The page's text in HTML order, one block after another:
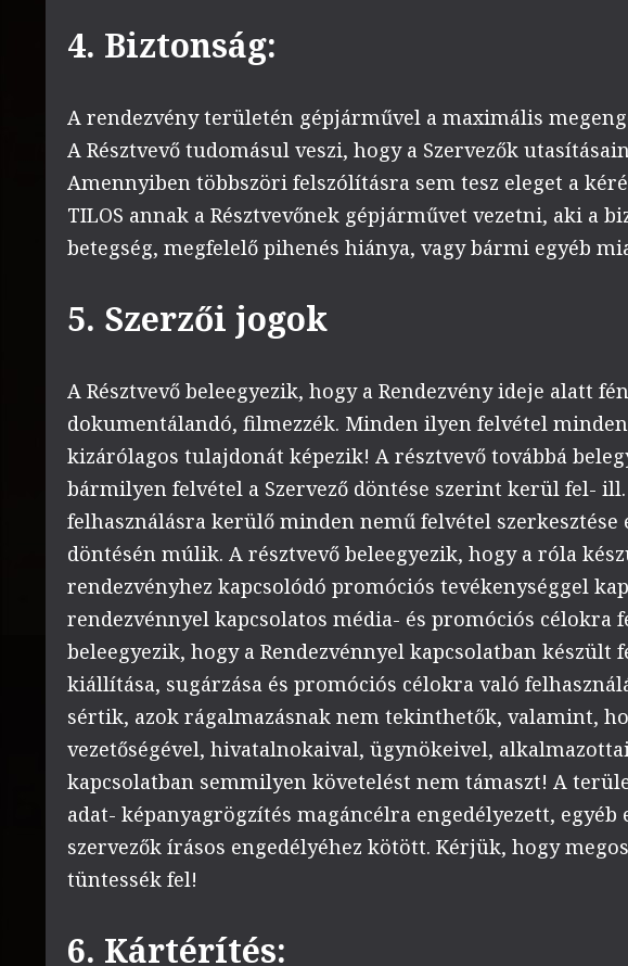
4. Biztonság:
A rendezvény területén gépjárművel a maximális
A Résztvevő tudomásul veszi, hogy a Szervezők
Amennyiben többszöri felszólításra sem tesz eleget a
TILOS annak a Résztvevőnek gépjárművet vezetni, aki a
betegség, megfelelő pihenés hiánya, vagy bármi egyéb
5. Szerzői jogok
A Résztvevő beleegyezik, hogy a Rendezvény ideje alatt
dokumentálandó, filmezzék. Minden ilyen felvétel
kizárólagos tulajdonát képezik! A résztvevő továbbá
bármilyen felvétel a Szervező döntése szerint kerül fel-
felhasználásra kerülő minden nemű felvétel szerkesztése
döntésén múlik. A résztvevő beleegyezik, hogy a róla
rendezvényhez kapcsolódó promóciós tevékenységgel
rendezvénnyel kapcsolatos média- és promóciós célokra
beleegyezik, hogy a Rendezvénnyel kapcsolatban készült
kiállítása, sugárzása és promóciós célokra való
sértik, azok rágalmazásnak nem tekinthetők, valamint,
vezetőségével, hivatalnokaival, ügynökeivel,
kapcsolatban semmilyen követelést nem támaszt! A
adat- képanyagrögzítés magáncélra engedélyezett,
szervezők írásos engedélyéhez kötött. Kérjük, hogy
tüntessék fel!
6. Kártérítés: